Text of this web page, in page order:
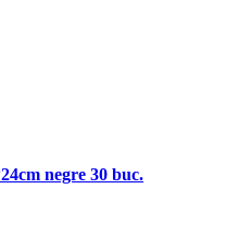
negre 30 buc.